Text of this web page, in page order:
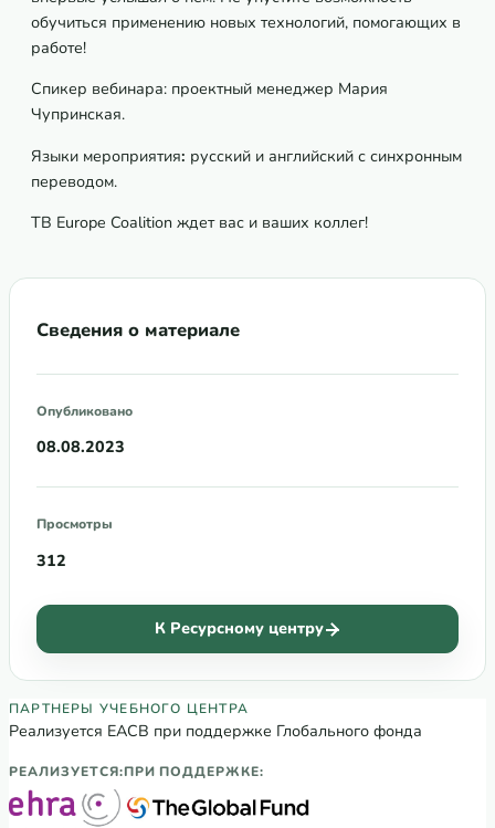
обучиться применению новых технологий, помогающих в
работе!
Спикер вебинара: проектный менеджер Мария
Чупринская.
Языки мероприятия: русский и английский с синхронным
переводом.
TB Europe Coalition ждет вас и ваших коллег!
Сведения о материале
Опубликовано
08.08.2023
Просмотры
312
К Ресурсному центру
Партнеры Регионального учебного
ПАРТНЕРЫ УЧЕБНОГО ЦЕНТРА
Реализуется ЕАСВ при поддержке Глобального фонда
РЕАЛИЗУЕТСЯ:ПРИ ПОДДЕРЖКЕ: